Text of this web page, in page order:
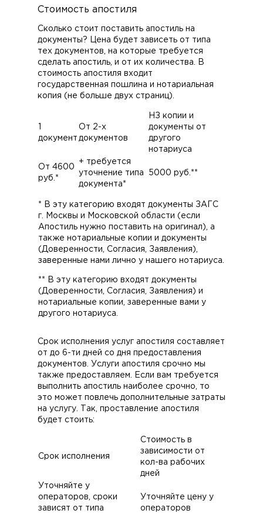
Стоимость апостиля
Сколько стоит поставить апостиль на
документы? Цена будет зависеть от типа
тех документов, на которые требуется
сделать апостиль, и от их количества. В
стоимость апостиля входит
государственная пошлина и нотариальная
копия (не больше двух страниц).
документ
От 2-х
документов
НЗ копии и
документы от
другого
нотариуса
От 4600
руб.*
+ требуется
уточнение типа
документа*
5000 руб.**
* В эту категорию входят документы ЗАГС
г. Москвы и Московской области (если
Апостиль нужно поставить на оригинал), а
также нотариальные копии и документы
(Доверенности, Согласия, Заявления),
заверенные нами лично у нашего нотариуса.
** В эту категорию входят документы
(Доверенности, Согласия, Заявления) и
нотариальные копии, заверенные вами у
другого нотариуса.
Срок исполнения услуг апостиля составляет
от до 6-ти дней со дня предоставления
документов. Услуги апостиля срочно мы
также предоставляем. Если вам требуется
выполнить апостиль наиболее срочно, то
это может повлечь дополнительные затраты
на услугу. Так, проставление апостиля
будет стоить:
Срок исполнения
Стоимость в
зависимости от
кол-ва рабочих
дней
Уточняйте у
операторов, сроки
зависят от типа
Уточняйте цену у
операторов